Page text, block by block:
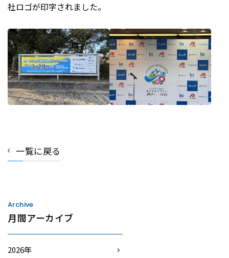
社ロゴが印字されました。
一覧に戻る
Archive
月間アーカイブ
2026年